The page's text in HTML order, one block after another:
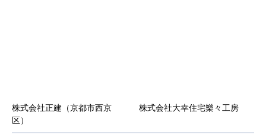
知を受けることを承諾したものとします。当社か
らの電子メールによる通知を解除する場合は、ウ
株式会社正建（京都市西京
区）
株式会社大幸住宅樂々工房